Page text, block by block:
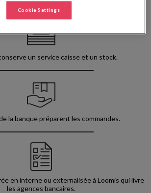
un servicecaisse et un stock.
la banquepréparent les commandes.
en interne ou externalisée à Loomis qui livre
les agences bancaires.
Cookie Settings